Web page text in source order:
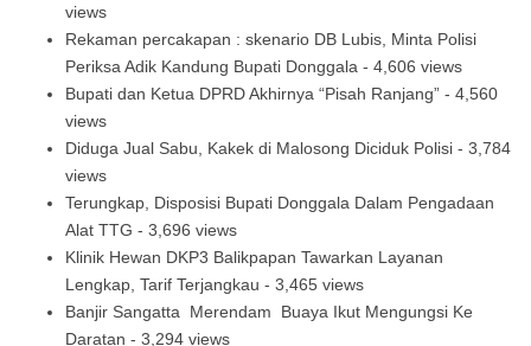
views
Rekaman percakapan : skenario DB Lubis, Minta Polisi
Periksa Adik Kandung Bupati Donggala - 4,606 views
Bupati dan Ketua DPRD Akhirnya “Pisah Ranjang” - 4,560
views
Diduga Jual Sabu, Kakek di Malosong Diciduk Polisi - 3,784
views
Terungkap, Disposisi Bupati Donggala Dalam Pengadaan
Alat TTG - 3,696 views
Klinik Hewan DKP3 Balikpapan Tawarkan Layanan
Lengkap, Tarif Terjangkau - 3,465 views
Banjir Sangatta Merendam Buaya Ikut Mengungsi Ke
Daratan - 3,294 views